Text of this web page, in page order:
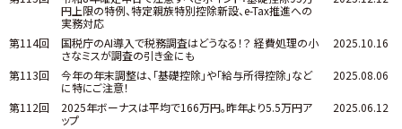
円上限の特例、特定親族特別控除新設、e-Tax推進への
実務対応
第114回
国税庁のAI導入で税務調査はどうなる！？ 経費処理の小
さなミスが調査の引き金にも
2025.10.16
第113回
今年の年末調整は、「基礎控除」や「給与所得控除」など
に特にご注意！
2025.08.06
第112回
2025年ボーナスは平均で166万円。昨年より5.5万円ア
ップ
2025.06.12